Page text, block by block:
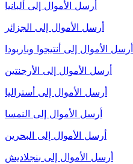
أرسل الأموال إلى ألبانيا
أرسل الأموال إلى الجزائر
أرسل الأموال إلى أنتيجوا وباربودا
أرسل الأموال إلى الأرجنتين
أرسل الأموال إلى أستراليا
أرسل الأموال إلى النمسا
أرسل الأموال إلى البحرين
أرسل الأموال إلى بنجلاديش